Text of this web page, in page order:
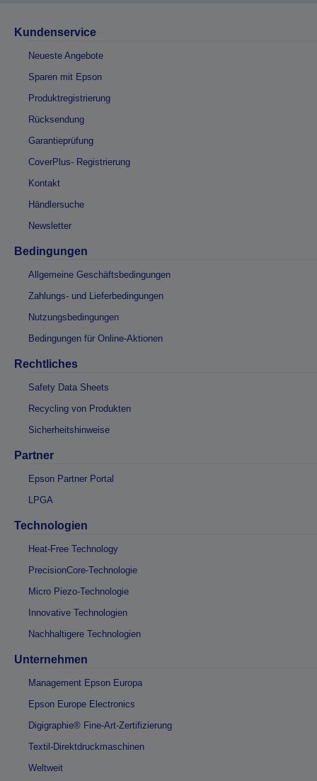
Kundenservice
Neueste Angebote
Sparen mit Epson
Produktregistrierung
Rücksendung
Garantieprüfung
CoverPlus- Registrierung
Kontakt
Händlersuche
Newsletter
Bedingungen
Allgemeine Geschäftsbedingungen
Zahlungs- und Lieferbedingungen
Nutzungsbedingungen
Bedingungen für Online-Aktionen
Rechtliches
Safety Data Sheets
Recycling von Produkten
Sicherheitshinweise
Partner
Epson Partner Portal
LPGA
Technologien
Heat-Free Technology
PrecisionCore-Technologie
Micro Piezo-Technologie
Innovative Technologien
Nachhaltigere Technologien
Unternehmen
Management Epson Europa
Epson Europe Electronics
Digigraphie® Fine-Art-Zertifizierung
Textil-Direktdruckmaschinen
Weltweit